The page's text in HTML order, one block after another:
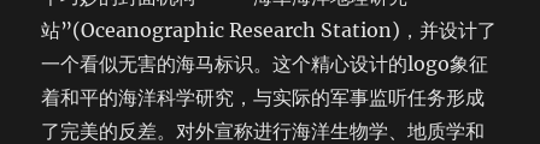
站”(Oceanographic Research Station)，并设计了
一个看似无害的海马标识。这个精心设计的logo象征
着和平的海洋科学研究，与实际的军事监听任务形成
了完美的反差。对外宣称进行海洋生物学、地质学和